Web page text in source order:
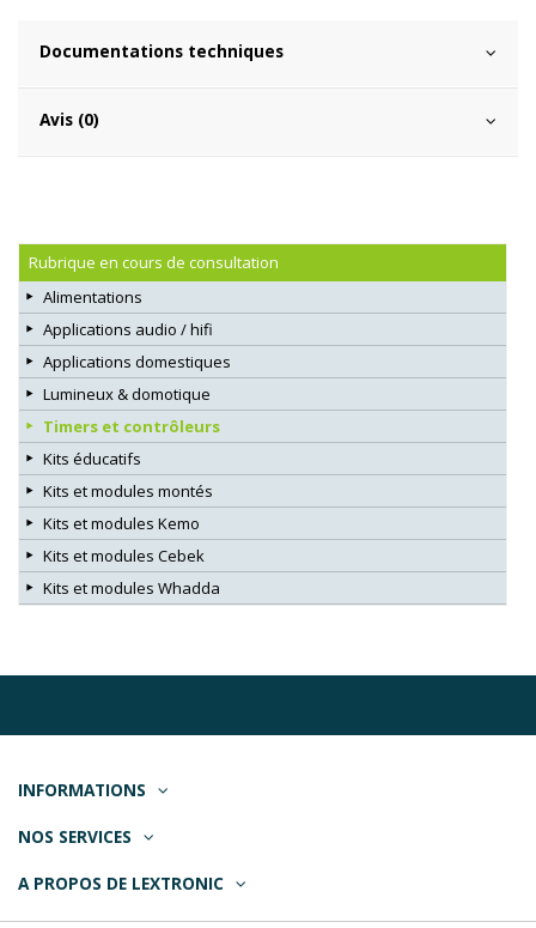
Documentations techniques
Avis (0)
Rubrique en cours de consultation
Alimentations
Applications audio / hifi
Applications domestiques
Lumineux & domotique
Timers et contrôleurs
Kits éducatifs
Kits et modules montés
Kits et modules Kemo
Kits et modules Cebek
Kits et modules Whadda
INFORMATIONS
NOS SERVICES
A PROPOS DE LEXTRONIC